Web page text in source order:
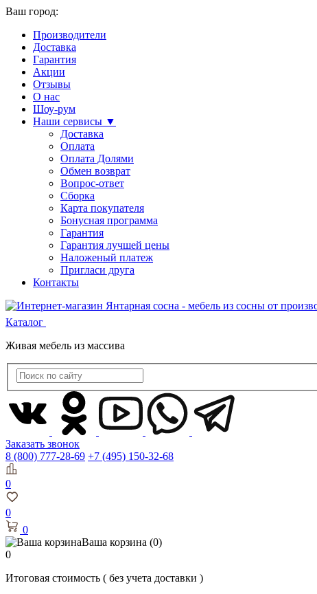
Ваш город:
Производители
Доставка
Гарантия
Акции
Отзывы
О нас
Шоу-рум
Наши сервисы ▼
Доставка
Оплата
Оплата Долями
Обмен возврат
Вопрос-ответ
Сборка
Карта покупателя
Бонусная программа
Гарантия
Гарантия лучшей цены
Наложеный платеж
Пригласи друга
Контакты
Каталог
Живая мебель из массива
Заказать звонок
8 (800) 777-28-69 +7 (495) 150-32-68
0
0
0
Ваша корзина (0)
0
Итоговая стоимость ( без учета доставки )